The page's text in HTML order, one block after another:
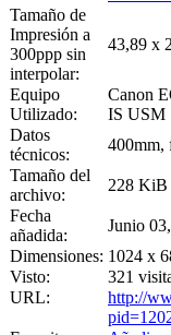
Tamaño de
Impresión a
300ppp sin
interpolar:
43,89 x
Equipo
Utilizado:
Canon
IS USM
Datos
técnicos:
400mm,
Tamaño del
archivo:
228 KiB
Fecha
añadida:
Junio
Dimensiones: 1024 x
Visto:
321
URL:
http://